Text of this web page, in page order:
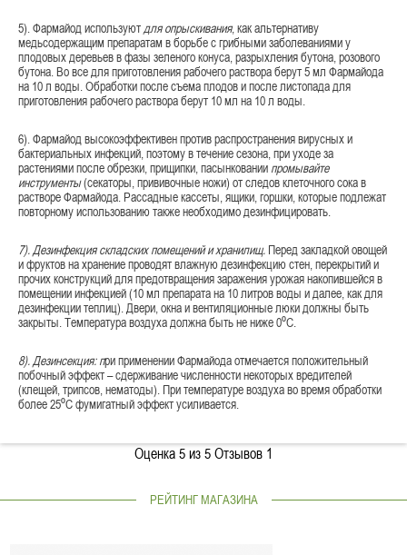
5). Фармайод используютдля опрыскивания, как альтернативу
медьсодержащим препаратам в борьбе с грибными заболеваниями у
плодовых деревьев в фазы зеленого конуса, разрыхления бутона, розового
бутона. Во все для приготовления рабочего раствора берут 5 мл Фармайода
на 10 л воды. Обработки после съема плодов и после листопада для
приготовления рабочего раствора берут 10 мл на 10 л воды.
6). Фармайод высокоэффективен против распространения вирусных и
бактериальных инфекций, поэтому в течение сезона, при уходе за
растениями после обрезки, прищипки, пасынковании промывайте
инструменты(секаторы, прививочные ножи) от следов клеточного сока в
растворе Фармайода. Рассадные кассеты, ящики, горшки, которые подлежат
повторному использованию также необходимо дезинфицировать.
7). Дезинфекция складских помещений и хранилищ. Перед закладкой овощей
и фруктов на хранение проводят влажную дезинфекцию стен, перекрытий и
прочих конструкций для предотвращения заражения урожая накопившейся в
помещении инфекцией (10 мл препарата на 10 литров воды и далее, как для
дезинфекции теплиц). Двери, окна и вентиляционные люки должны быть
закрыты. Температура воздуха должна быть не ниже 0⁰С.
8). Дезинсекция:при применении Фармайода отмечается положительный
побочный эффект – сдерживание численности некоторых вредителей
(клещей, трипсов, нематоды). При температуре воздуха во время обработки
более 25⁰С фумигатный эффект усиливается.
Оценка5из 5 Отзывов 1
РЕЙТИНГ МАГАЗИНА